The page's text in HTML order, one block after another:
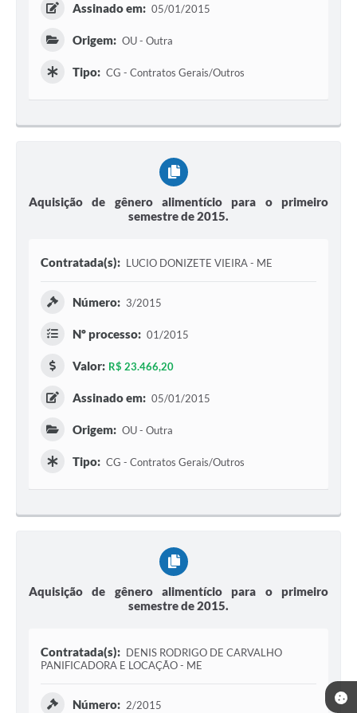
Assinado em: 05/01/2015
Origem: OU - Outra
Tipo: CG - Contratos Gerais/Outros
Aquisição de gênero alimentício para o primeiro
semestre de 2015.
Contratada(s): LUCIO DONIZETE VIEIRA - ME
Número: 3/2015
Nº processo: 01/2015
Valor: R$ 23.466,20
Assinado em: 05/01/2015
Origem: OU - Outra
Tipo: CG - Contratos Gerais/Outros
Aquisição de gênero alimentício para o primeiro
semestre de 2015.
Contratada(s): DENIS RODRIGO DE CARVALHO
PANIFICADORA E LOCAÇÃO - ME
Número: 2/2015